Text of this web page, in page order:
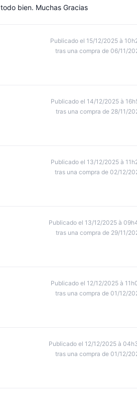
bien. Muchas Gracias
Publicado el 15/12/2025 à
tras una compra de 06/11/
Publicado el 14/12/2025 à
tras una compra de 28/11/
Publicado el 13/12/2025 à
tras una compra de 02/12/
Publicado el 13/12/2025 à
tras una compra de 29/11/
Publicado el 12/12/2025 à
tras una compra de 01/12/
Publicado el 12/12/2025 à
tras una compra de 01/12/